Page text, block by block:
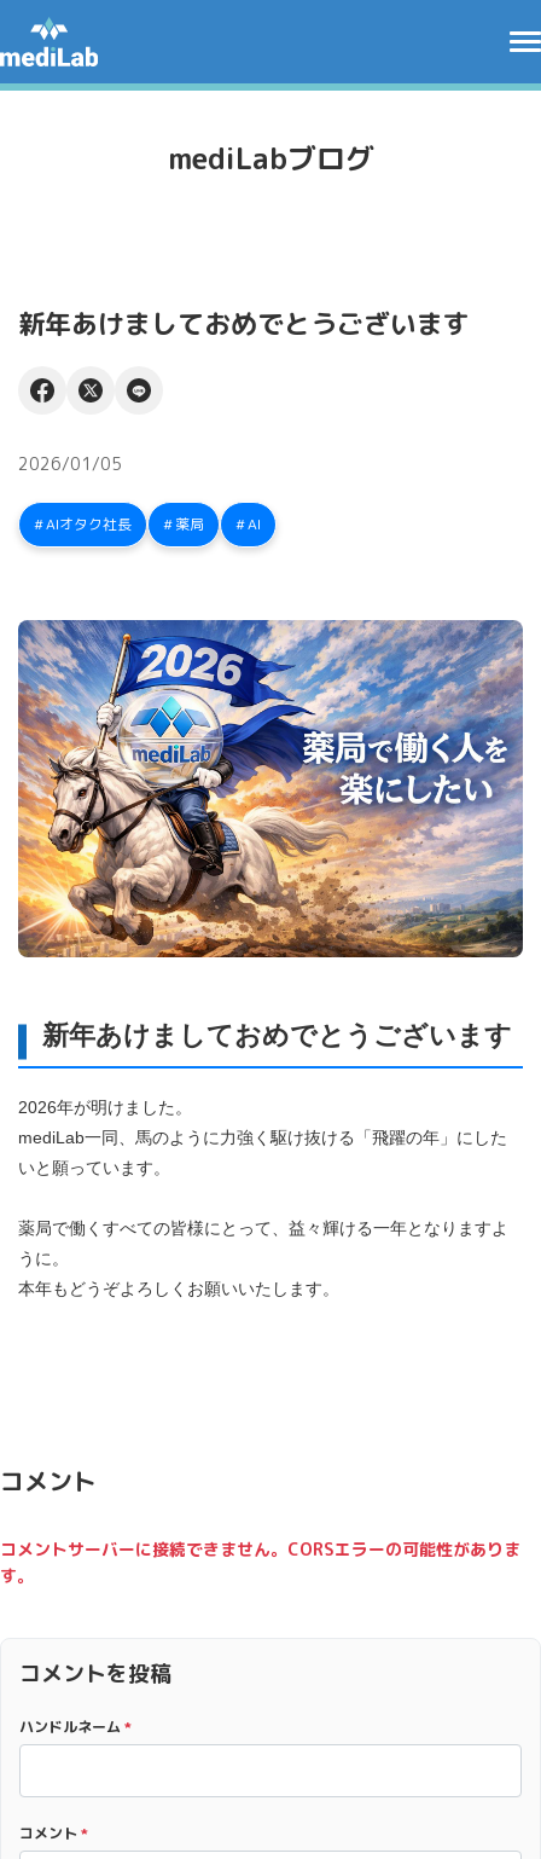
mediLabブログ
新年あけましておめでとうございます
2026/01/05
AIオタク社長 薬局 AI
新年あけましておめでとうございます
2026年が明けました。
mediLab一同、 馬のように力強く駆け抜ける「飛躍の年」にした
いと願っています。
薬局で働くすべての皆様にとって、益々輝ける一年となりますよ
うに。
本年もどうぞよろしくお願いいたします。
コメント
コメントサーバーに接続できません。CORSエラーの可能性がありま
す。
コメントを投稿
ハンドルネーム *
コメント *